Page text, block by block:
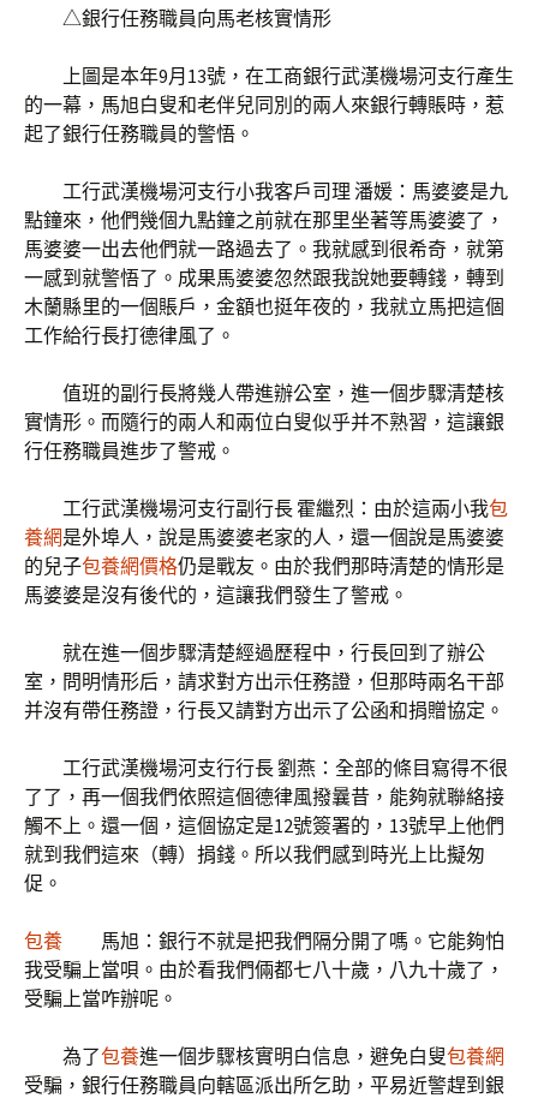
△銀行任務職員向馬老核實情形
上圖是本年9月13號，在工商銀行武漢機場河支行產生
的一幕，馬旭白叟和老伴兒同別的兩人來銀行轉賬時，惹
起了銀行任務職員的警悟。
工行武漢機場河支行小我客戶司理 潘媛：馬婆婆是九
點鐘來，他們幾個九點鐘之前就在那里坐著等馬婆婆了，
馬婆婆一出去他們就一路過去了。我就感到很希奇，就第
一感到就警悟了。成果馬婆婆忽然跟我說她要轉錢，轉到
木蘭縣里的一個賬戶，金額也挺年夜的，我就立馬把這個
工作給行長打德律風了。
值班的副行長將幾人帶進辦公室，進一個步驟清楚核
實情形。而隨行的兩人和兩位白叟似乎并不熟習，這讓銀
行任務職員進步了警戒。
工行武漢機場河支行副行長 霍繼烈：由於這兩小我包
養網是外埠人，說是馬婆婆老家的人，還一個說是馬婆婆
的兒子包養網價格仍是戰友。由於我們那時清楚的情形是
馬婆婆是沒有後代的，這讓我們發生了警戒。
就在進一個步驟清楚經過歷程中，行長回到了辦公
室，問明情形后，請求對方出示任務證，但那時兩名干部
并沒有帶任務證，行長又請對方出示了公函和捐贈協定。
工行武漢機場河支行行長 劉燕：全部的條目寫得不很
了了，再一個我們依照這個德律風撥曩昔，能夠就聯絡接
觸不上。還一個，這個協定是12號簽署的，13號早上他們
就到我們這來（轉）捐錢。所以我們感到時光上比擬匆
促。
包養 馬旭：銀行不就是把我們隔分開了嗎。它能夠怕
我受騙上當唄。由於看我們倆都七八十歲，八九十歲了，
受騙上當咋辦呢。
為了包養進一個步驟核實明白信息，避免白叟包養網
受騙，銀行任務職員向轄區派出所乞助，平易近警趕到銀